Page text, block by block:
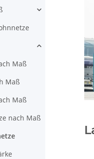
Maß
Maß
Maß
nach Maß